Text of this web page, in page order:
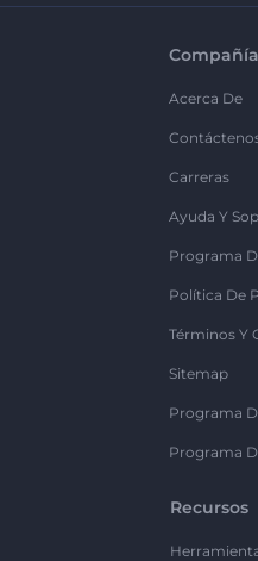
Compañía
Acerca De
Carreras
Ayuda Y
Programa
Política De
Términos Y
Sitemap
Programa
Programa
Recursos